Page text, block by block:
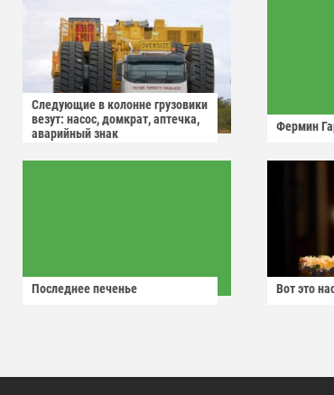
Следующие в колонне грузовики
везут: насос, домкрат, аптечка,
аварийный знак
Фермин
Последнее печенье Вот это